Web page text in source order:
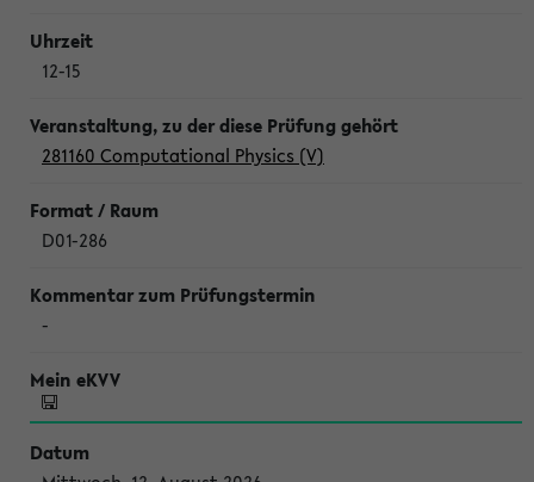
12-15
281160 Computational Physics (V)
D01-286
-